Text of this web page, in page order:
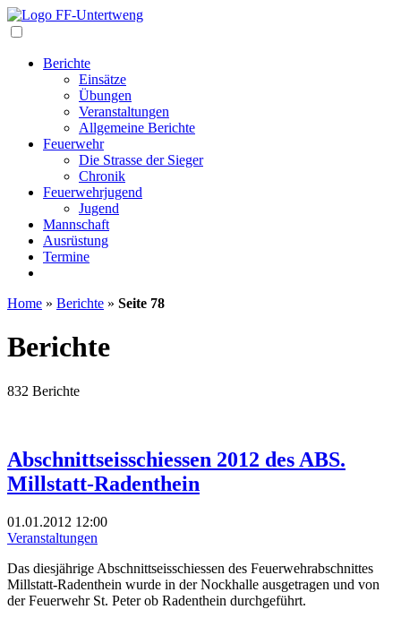
Berichte
Einsätze
Übungen
Veranstaltungen
Allgemeine Berichte
Feuerwehr
Die Strasse der Sieger
Chronik
Feuerwehrjugend
Jugend
Mannschaft
Ausrüstung
Termine
Home » Berichte » Seite 78
Berichte
832 Berichte
Abschnittseisschiessen 2012 des ABS.
Millstatt-Radenthein
01.01.2012 12:00
Veranstaltungen
Das diesjährige Abschnittseisschiessen des Feuerwehrabschnittes
Millstatt-Radenthein wurde in der Nockhalle ausgetragen und von
der Feuerwehr St. Peter ob Radenthein durchgeführt.